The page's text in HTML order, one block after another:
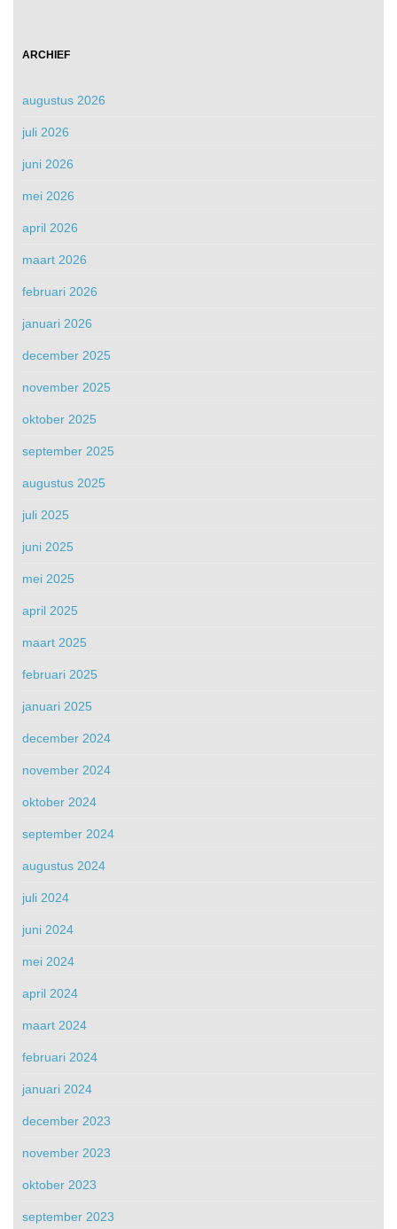
ARCHIEF
augustus 2026
juli 2026
juni 2026
mei 2026
april 2026
maart 2026
februari 2026
januari 2026
december 2025
november 2025
oktober 2025
september 2025
augustus 2025
juli 2025
juni 2025
mei 2025
april 2025
maart 2025
februari 2025
januari 2025
december 2024
november 2024
oktober 2024
september 2024
augustus 2024
juli 2024
juni 2024
mei 2024
april 2024
maart 2024
februari 2024
januari 2024
december 2023
november 2023
oktober 2023
september 2023